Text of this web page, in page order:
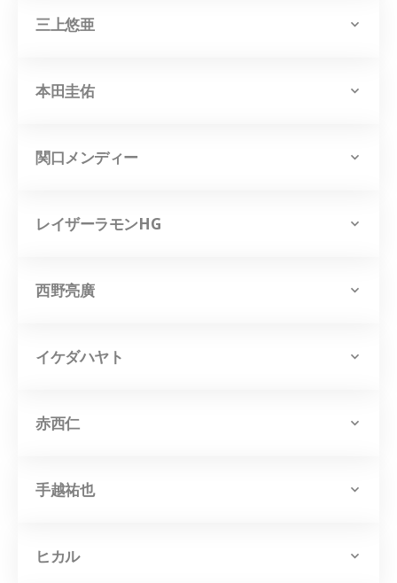
三上悠亜
本田圭佑
関口メンディー
レイザーラモンHG
西野亮廣
イケダハヤト
赤西仁
手越祐也
ヒカル